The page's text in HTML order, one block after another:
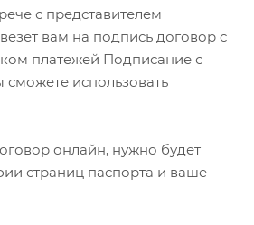
с представителем
вам на подпись договор с
платежей Подписание с
использовать
онлайн, нужно будет
страниц паспорта и ваше